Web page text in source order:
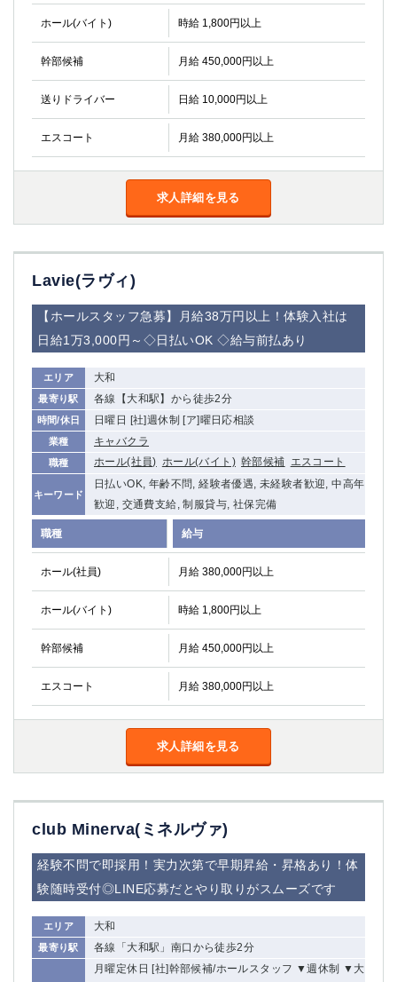
ホール(バイト) 時給 1,800円以上
幹部候補 月給 450,000円以上
送りドライバー 日給 10,000円以上
エスコート 月給 380,000円以上
求人詳細を見る
Lavie(ラヴィ)
【ホールスタッフ急募】月給38万円以上！体験入社は
日給1万3,000円～◇日払いOK ◇給与前払あり
エリア 大和
最寄り駅 各線【大和駅】から徒歩2分
時間/休日 日曜日 [社]週休制 [ア]曜日応相談
業種 キャバクラ
職種 ホール(社員) ホール(バイト) 幹部候補 エスコート
キーワード
日払いOK, 年齢不問, 経験者優遇, 未経験者歓迎, 中高年
歓迎, 交通費支給, 制服貸与, 社保完備
職種 給与
ホール(社員) 月給 380,000円以上
ホール(バイト) 時給 1,800円以上
幹部候補 月給 450,000円以上
エスコート 月給 380,000円以上
求人詳細を見る
club Minerva(ミネルヴァ)
経験不問で即採用！実力次第で早期昇給・昇格あり！体
験随時受付◎LINE応募だとやり取りがスムーズです
エリア 大和
最寄り駅 各線「大和駅」南口から徒歩2分
月曜定休日 [社]幹部候補/ホールスタッフ ▼週休制 ▼大
①歌舞伎町 ②新宿 ③新宿三丁目 ④西
①歌舞伎町 ②新宿 ③西部新宿 ③東新宿
①銀座 ②新橋
錦糸町(南口)
蒲田(西口)
清瀬（南口）
①東武練馬 ②成増・板橋 ③大山 ②池袋
池袋東口
竹ノ塚
三鷹
水道橋
浅草
湯島
市川
西麻布
五井
神奈川県
関内
横浜
川崎
溝の口
本厚木
藤沢
平塚
武蔵小杉
橋本
横浜・桜木町
関内・馬車道・日ノ出町
武蔵新城
元住吉
茅ヶ崎
戸塚
たまプラーザ
桜木町
埼玉県
大宮
南越谷
川越
南浦和
春日部
川口
蕨
千葉県
船橋
成田
千葉
佐倉